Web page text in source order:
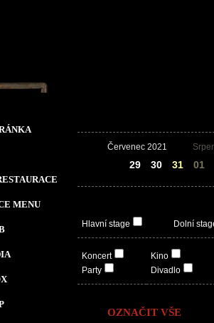
MENU
Červenec 2021
29 30 31 01
Hlavní stage Dolní
Koncert
Party
Kino
Divadlo
OZNAČIT VŠE